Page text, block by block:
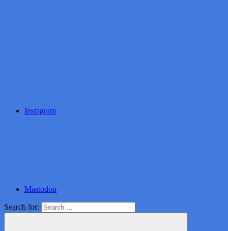
Instagram
Mastodon
Search for: